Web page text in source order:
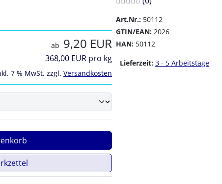
Art.Nr.: 50112
GTIN/EAN: 2026
HAN: 50112
Lieferzeit: 3 - 5 Arbeitstage
ab 9,20 EUR
368,00 EUR pro kg
7 % MwSt. zzgl. Versandkosten